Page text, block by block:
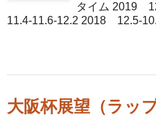
タイム 2019
11.4-11.6-12.2 2018 12.5-
大阪杯展望（ラッ